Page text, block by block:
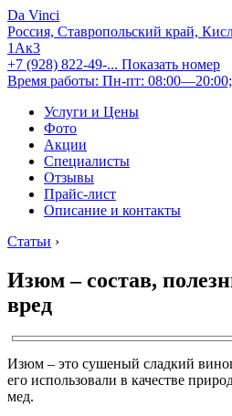
Da Vinci
Россия, Ставропольский край,
1Ак3
+7 (928) 822-49-... Показать номер
Время работы: Пн-пт:
Услуги и Цены
Фото
Акции
Специалисты
Отзывы
Прайс-лист
Описание и контакты
Статьи ›
Изюм – состав,
вред
Изюм – это сушеный сладкий
его использовали в качестве
мед.